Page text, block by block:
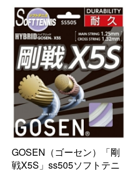
GOSEN（ゴーセン）「剛
戦X5S」ss505ソフトテニ